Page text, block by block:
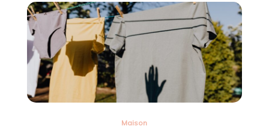
une
passionnée
d’astrologie
Maison